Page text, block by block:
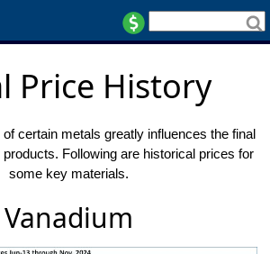
Price History
certain metals greatly influences the final
Following are historical prices for
some key materials.
Vanadium